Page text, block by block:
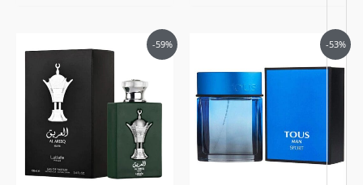
-59%
precio
$548,000.
precio
actual
es:
$219,900.
-53%
original
precio
actual